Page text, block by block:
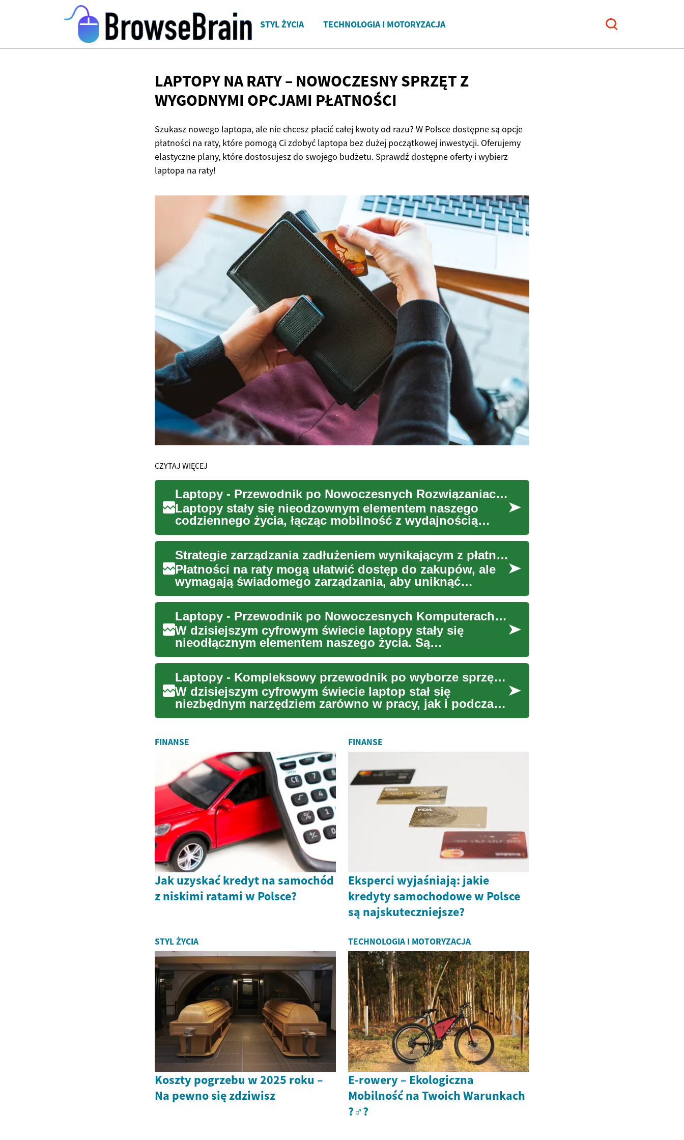
STYL ŻYCIA TECHNOLOGIA I MOTORYZACJA
LAPTOPY NA RATY – NOWOCZESNY SPRZĘT Z
WYGODNYMI OPCJAMI PŁATNOŚCI
Szukasz nowego laptopa, ale nie chcesz płacić całej kwoty od razu? W Polsce dostępne są opcje
płatności na raty, które pomogą Ci zdobyć laptopa bez dużej początkowej inwestycji. Oferujemy
elastyczne plany, które dostosujesz do swojego budżetu. Sprawdź dostępne oferty i wybierz
laptopa na raty!
CZYTAJ WIĘCEJ
Laptopy - Przewodnik po Nowoczesnych Rozwiązaniach Komputerowych
Laptopy stały się nieodzownym elementem naszego
codziennego życia, łącząc mobilność z wydajnością
komputera stacjonar...
Strategie zarządzania zadłużeniem wynikającym z płatności na raty
Płatności na raty mogą ułatwić dostęp do zakupów, ale
wymagają świadomego zarządzania, aby uniknąć
narastającego zadł...
Laptopy - Przewodnik po Nowoczesnych Komputerach Przenośnych
W dzisiejszym cyfrowym świecie laptopy stały się
nieodłącznym elementem naszego życia. Są
niezastąpione zarówno w pra...
Laptopy - Kompleksowy przewodnik po wyborze sprzętu komputerowego
W dzisiejszym cyfrowym świecie laptop stał się
niezbędnym narzędziem zarówno w pracy, jak i podczas
rozrywki. Wybór o...
FINANSE
Jak uzyskać kredyt na samochód
z niskimi ratami w Polsce?
FINANSE
Eksperci wyjaśniają: jakie
kredyty samochodowe w Polsce
są najskuteczniejsze?
STYL ŻYCIA
Koszty pogrzebu w 2025 roku –
Na pewno się zdziwisz
TECHNOLOGIA I MOTORYZACJA
E-rowery – Ekologiczna
Mobilność na Twoich Warunkach
?‍♂️?